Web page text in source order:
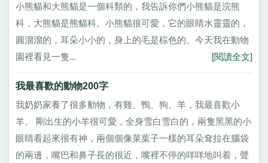
小熊貓和大熊貓是一個科類的，我告訴你們小熊貓是浣熊
科，大熊貓是熊貓科。小熊貓很可愛，它的眼睛水靈靈的，
圓溜溜的，耳朵小小的，身上的毛是棕色的。今天我在動物
園裡看見一隻...
[閱讀全文]
我最喜歡的動物200字
我奶奶家養了很多動物，有雞、鴨、狗、羊，我最喜歡小
羊。 剛出生的小羊很可愛，全身雪白雪白的，兩隻黑黑的小
眼睛看起來很有神，兩個個像菜葉子一樣的耳朵耷拉在腦袋
的兩邊，嘴巴和鼻子長的很近，嘴裡不停的咩咩地叫着，聲